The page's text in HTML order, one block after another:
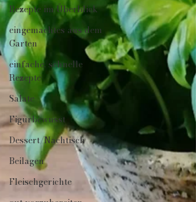
Rezepte im Überblick
eingemachtes aus dem
Garten
einfache, schnelle
Rezepte
Salate
Figurbewusst
Dessert/Nachtisch
Beilagen
Fleischgerichte